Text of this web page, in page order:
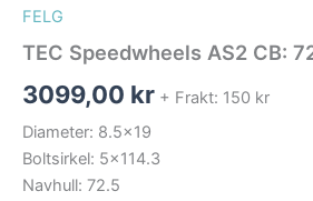
FELG
TEC Speedwheels AS2 CB:
3099,00 kr + Frakt: 150 kr
Diameter: 8.5×19
Boltsirkel: 5×114.3
Navhull: 72.5